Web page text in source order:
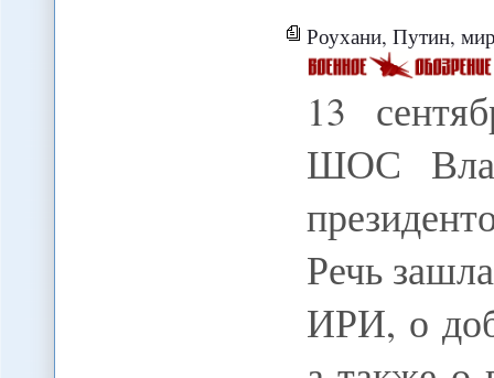
Роухани, Путин,
13
ШОС
Речь
ИРИ, о